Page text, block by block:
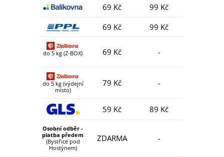
69 Kč
99 Kč
69 Kč
99 Kč
do 5 kg (Z-BOX) 69 Kč -
do 5 kg (výdejní
místo)
79 Kč -
59 Kč 89 Kč
Osobní odběr -
platba předem
(Bystřice pod
Hostýnem)
ZDARMA -